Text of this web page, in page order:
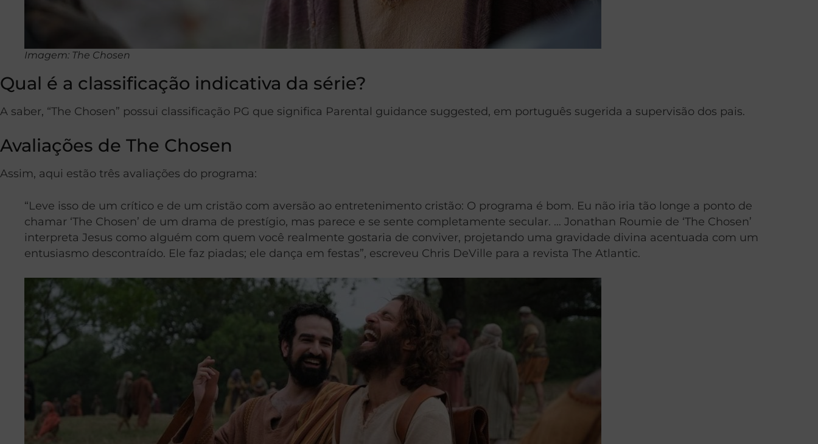
Imagem: The Chosen
Qual é a classificação indicativa da série?
A saber, “The Chosen” possui classificação PG que significa Parental guidance suggested, em português sugerida a supervisão dos pais.
Avaliações de The Chosen
Assim, aqui estão três avaliações do programa:
“Leve isso de um crítico e de um cristão com aversão ao entretenimento cristão: O programa é bom. Eu não iria tão longe a ponto de
chamar ‘The Chosen’ de um drama de prestígio, mas parece e se sente completamente secular. … Jonathan Roumie de ‘The Chosen’
interpreta Jesus como alguém com quem você realmente gostaria de conviver, projetando uma gravidade divina acentuada com um
entusiasmo descontraído. Ele faz piadas; ele dança em festas”, escreveu Chris DeVille para a revista The Atlantic.